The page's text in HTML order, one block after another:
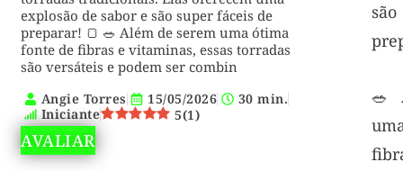
explosão de sabor e são super fáceis de
preparar! 🍞 🥗 Além de serem uma ótima
fonte de fibras e vitaminas, essas torradas
são versáteis e podem ser combin
Angie Torres 15/05/2026
30 min.
Iniciante
5(1)
AVALIAR
🥗